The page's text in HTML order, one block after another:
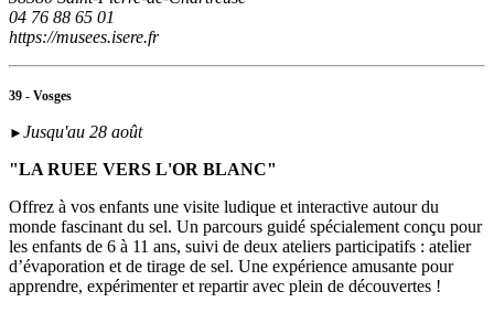
04 76 88 65 01
https://musees.isere.fr
39 - Vosges
► Jusqu'au 28 août
"LA RUEE VERS L'OR BLANC"
Offrez à vos enfants une visite ludique et interactive autour du
monde fascinant du sel. Un parcours guidé spécialement conçu pour
les enfants de 6 à 11 ans, suivi de deux ateliers participatifs : atelier
d’évaporation et de tirage de sel. Une expérience amusante pour
apprendre, expérimenter et repartir avec plein de découvertes !